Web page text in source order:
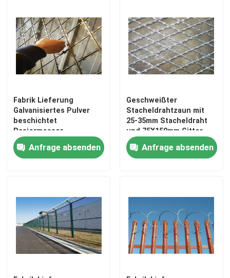
Fabrik-Ausflug
Qualitätskontrolle
Kontaktiere uns
Nachrichten
3D schweißte Draht-Zaun
Doppeldrahtgeschweißter Zaun
Fabrik Lieferung
Galvanisiertes Pulver
beschichtet
Rasiermesser
Stacheldrahtzaun
erhöhte Sicherheit
Anfrage absenden
Geschweißter
Stacheldrahtzaun mit
25-35mm Stacheldraht
und 75X150mm Gitter
Anfrage absenden